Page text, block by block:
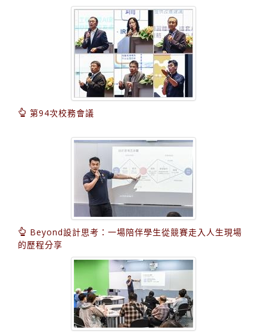
第94次校務會議
Beyond設計思考：一場陪伴學生從競賽走入人生現場
的歷程分享